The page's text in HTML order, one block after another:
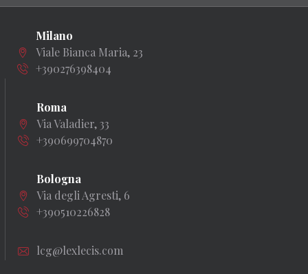
Milano
Viale Bianca Maria, 23
+390276398404
Roma
Via Valadier, 33
+390699704870
Bologna
Via degli Agresti, 6
+390510226828
lcg@lexlecis.com